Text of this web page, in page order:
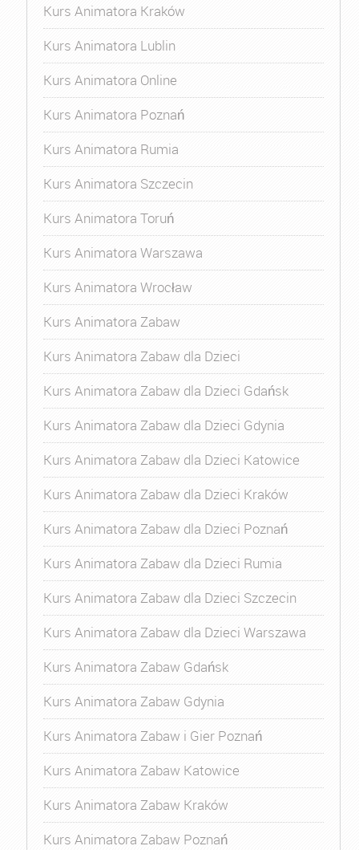
Kurs Animatora Kraków
Kurs Animatora Lublin
Kurs Animatora Online
Kurs Animatora Poznań
Kurs Animatora Rumia
Kurs Animatora Szczecin
Kurs Animatora Toruń
Kurs Animatora Warszawa
Kurs Animatora Wrocław
Kurs Animatora Zabaw
Kurs Animatora Zabaw dla Dzieci
Kurs Animatora Zabaw dla Dzieci Gdańsk
Kurs Animatora Zabaw dla Dzieci Gdynia
Kurs Animatora Zabaw dla Dzieci Katowice
Kurs Animatora Zabaw dla Dzieci Kraków
Kurs Animatora Zabaw dla Dzieci Poznań
Kurs Animatora Zabaw dla Dzieci Rumia
Kurs Animatora Zabaw dla Dzieci Szczecin
Kurs Animatora Zabaw dla Dzieci Warszawa
Kurs Animatora Zabaw Gdańsk
Kurs Animatora Zabaw Gdynia
Kurs Animatora Zabaw i Gier Poznań
Kurs Animatora Zabaw Katowice
Kurs Animatora Zabaw Kraków
Kurs Animatora Zabaw Poznań